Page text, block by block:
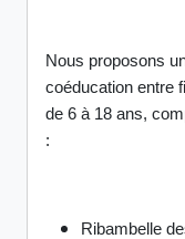
Nous proposons
coéducation entre
de 6 à 18 ans,
:
Ribambelle